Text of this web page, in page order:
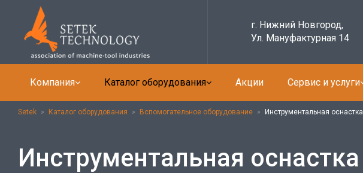
г. Нижний Новгород,
Ул. Мануфактурная 14
Компания Каталог оборудования Акции Сервис и услуги
Setek » Каталог оборудования » Вспомогательное оборудование » Инструментальная оснастка
Инструментальная оснастка